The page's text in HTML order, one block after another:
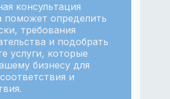
консультация
поможет определить
требования
и подобрать
услуги, которые
бизнесу для
и